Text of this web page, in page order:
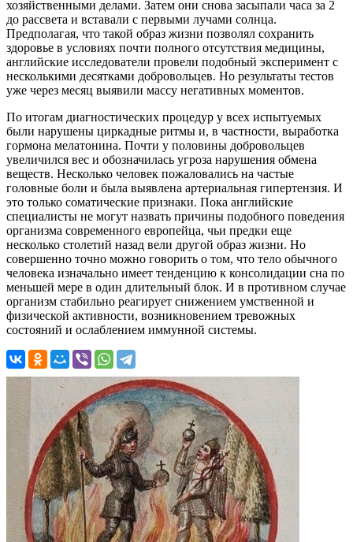
хозяйственными делами. Затем они снова засыпали часа за 2
до рассвета и вставали с первыми лучами солнца.
Предполагая, что такой образ жизни позволял сохранить
здоровье в условиях почти полного отсутствия медицины,
английские исследователи провели подобный эксперимент с
несколькими десятками добровольцев. Но результаты тестов
уже через месяц выявили массу негативных моментов.
По итогам диагностических процедур у всех испытуемых
были нарушены циркадные ритмы и, в частности, выработка
гормона мелатонина. Почти у половины добровольцев
увеличился вес и обозначилась угроза нарушения обмена
веществ. Несколько человек пожаловались на частые
головные боли и была выявлена артериальная гипертензия. И
это только соматические признаки. Пока английские
специалисты не могут назвать причины подобного поведения
организма современного европейца, чьи предки еще
несколько столетий назад вели другой образ жизни. Но
совершенно точно можно говорить о том, что тело обычного
человека изначально имеет тенденцию к консолидации сна по
меньшей мере в один длительный блок. И в противном случае
организм стабильно реагирует снижением умственной и
физической активности, возникновением тревожных
состояний и ослаблением иммунной системы.